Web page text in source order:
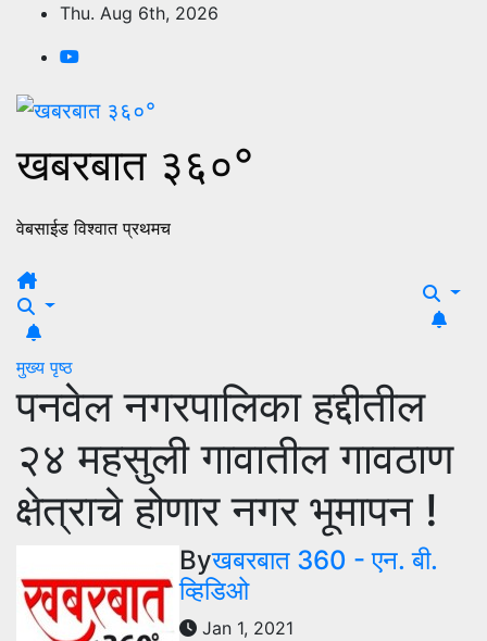
content
Thu. Aug 6th, 2026
खबरबात ३६०°
वेबसाईड विश्वात प्रथमच
मुख्य पृष्ठ
पनवेल नगरपालिका हद्दीतील
२४ महसुली गावातील गावठाण
क्षेत्राचे होणार नगर भूमापन !
Byखबरबात 360 - एन. बी.
व्हिडिओ
Jan 1, 2021